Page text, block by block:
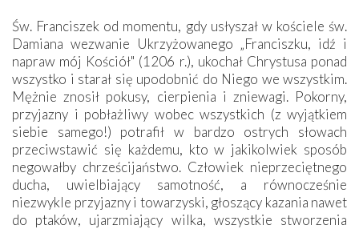
Św. Franciszek od momentu, gdy usłyszał w kościele św.
Damiana wezwanie Ukrzyżowanego „Franciszku, idź i
napraw mój Kościół" (1206 r.), ukochał Chrystusa ponad
wszystko i starał się upodobnić do Niego we wszystkim.
Mężnie znosił pokusy, cierpienia i zniewagi. Pokorny,
przyjazny i pobłażliwy wobec wszystkich (z wyjątkiem
siebie samego!) potrafił w bardzo ostrych słowach
przeciwstawić się każdemu, kto w jakikolwiek sposób
negowałby chrześcijaństwo. Człowiek nieprzeciętnego
ducha, uwielbiający samotność, a równocześnie
niezwykle przyjazny i towarzyski, głoszący kazania nawet
do ptaków, ujarzmiający wilka, wszystkie stworzenia